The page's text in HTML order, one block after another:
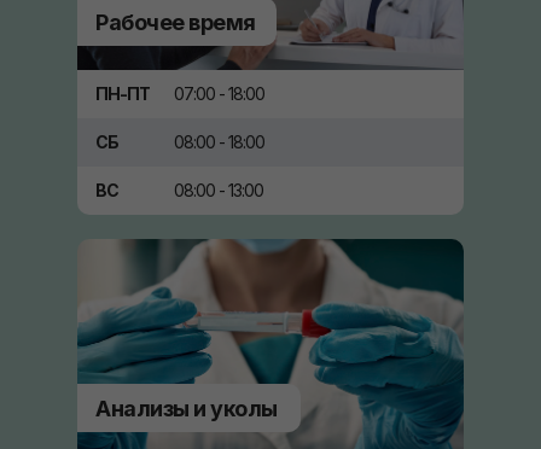
ВС
СБ
08:00 - 13:00
08:00 - 18:00
07:00 - 18:00
ПН-ПТ
Рабочее время
Анализы и уколы